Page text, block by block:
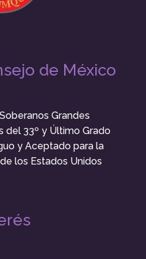
de México
Grandes
del 33º y Último Grado
y Aceptado para la
los Estados Unidos